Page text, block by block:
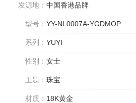
发源地： 中国香港品牌
型号： YY-NL0007A-YGDMOP
系列： YUYI
性别： 女士
主题： 珠宝
材质： 18K黄金